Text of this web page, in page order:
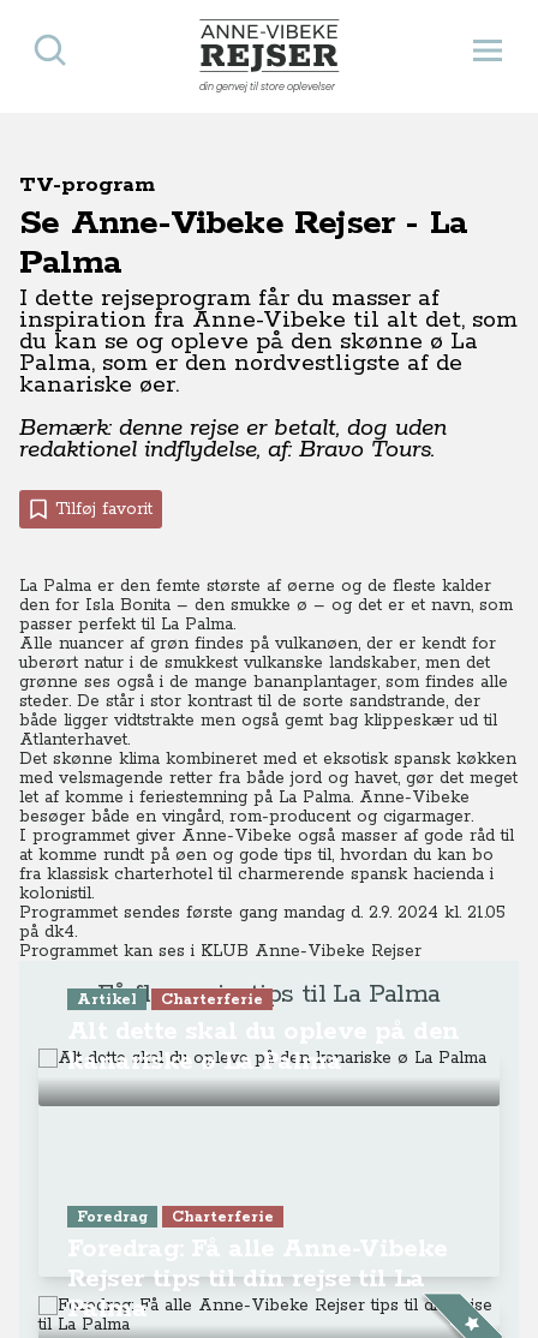
Anne-Vibeke Rejser
din genvej til store oplevelser
Åbn
Søg
TV-program
Se Anne-Vibeke Rejser - La
Palma
I dette rejseprogram får du masser af
inspiration fra Anne-Vibeke til alt det, som
du kan se og opleve på den skønne ø La
Palma, som er den nordvestligste af de
kanariske øer.
Bemærk: denne rejse er betalt, dog uden
redaktionel indflydelse, af: Bravo Tours.
Tilføj favorit
La Palma er den femte største af øerne og de fleste kalder
den for Isla Bonita – den smukke ø – og det er et navn, som
passer perfekt til La Palma.
Alle nuancer af grøn findes på vulkanøen, der er kendt for
uberørt natur i de smukkest vulkanske landskaber, men det
grønne ses også i de mange bananplantager, som findes alle
steder. De står i stor kontrast til de sorte sandstrande, der
både ligger vidtstrakte men også gemt bag klippeskær ud til
Atlanterhavet.
Det skønne klima kombineret med et eksotisk spansk køkken
med velsmagende retter fra både jord og havet, gør det meget
let af komme i feriestemning på La Palma. Anne-Vibeke
besøger både en vingård, rom-producent og cigarmager.
I programmet giver Anne-Vibeke også masser af gode råd til
at komme rundt på øen og gode tips til, hvordan du kan bo
fra klassisk charterhotel til charmerende spansk hacienda i
kolonistil.
Programmet sendes første gang mandag d. 2.9. 2024 kl. 21.05
på dk4.
Programmet kan ses i KLUB Anne-Vibeke Rejser
Få flere rejsetips til La Palma
Artikel Charterferie
kanariske ø La Palma
Foredrag Charterferie
Rejser tips til din rejse til La
Palma